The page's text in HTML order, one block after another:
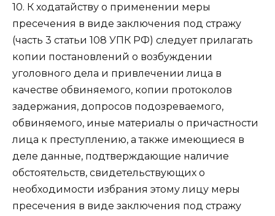
10. К ходатайству о применении меры
пресечения в виде заключения под стражу
(часть 3 статьи 108 УПК РФ) следует прилагать
копии постановлений о возбуждении
уголовного дела и привлечении лица в
качестве обвиняемого, копии протоколов
задержания, допросов подозреваемого,
обвиняемого, иные материалы о причастности
лица к преступлению, а также имеющиеся в
деле данные, подтверждающие наличие
обстоятельств, свидетельствующих о
необходимости избрания этому лицу меры
пресечения в виде заключения под стражу